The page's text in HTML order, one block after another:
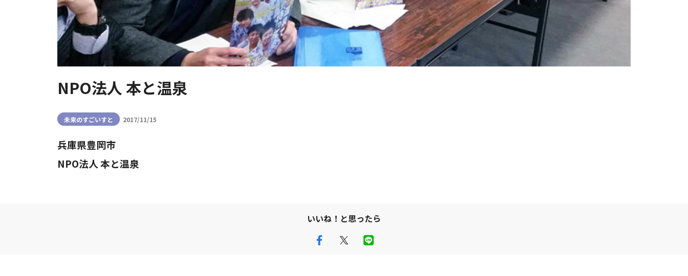
NPO法人 本と温泉
未来のすごいすと 2017/11/15
兵庫県豊岡市
NPO法人 本と温泉
いいね！と思ったら